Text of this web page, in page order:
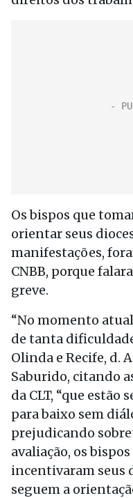
Os bispos que
orientar seus
manifestações,
CNBB, porque
greve.
“No momento
de tanta
Olinda e Recife, d.
Saburido, citando
da CLT, “que estão
para baixo sem
prejudicando
avaliação, os
incentivaram seus
seguem a